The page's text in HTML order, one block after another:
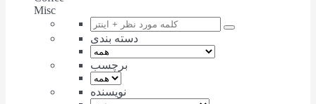
Misc
دسته بندی
برچسب
نویسنده